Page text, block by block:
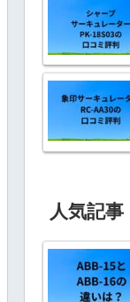
人気記事